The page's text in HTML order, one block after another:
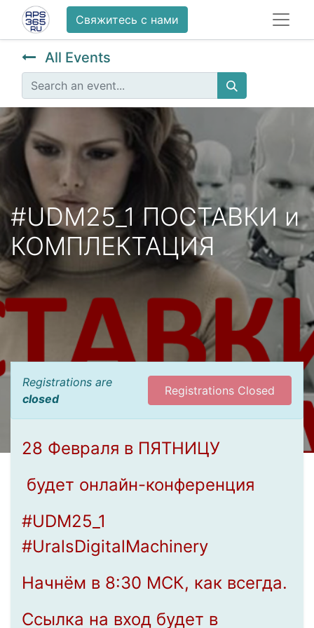
Свяжитесь с нами
All Events
#UDM25_1 ПОСТАВКИ и
КОМПЛЕКТАЦИЯ
Registrations are
closed
Registrations Closed
28 Февраля в ПЯТНИЦУ
будет онлайн-конференция
#UDM25_1
#UralsDigitalMachinery
Начнём в 8:30 МСК, как всегда.
Ссылка на вход будет в